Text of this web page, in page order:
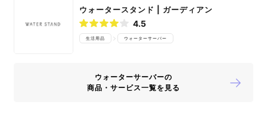
ウォータースタンド | ガーディアン
4.5
生活用品 ウォーターサーバー
ウォーターサーバーの
商品・サービス一覧を見る